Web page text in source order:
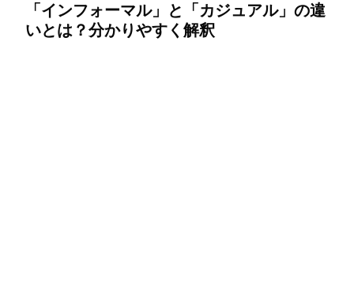
「インフォーマル」と「カジュアル」の違
いとは？分かりやすく解釈